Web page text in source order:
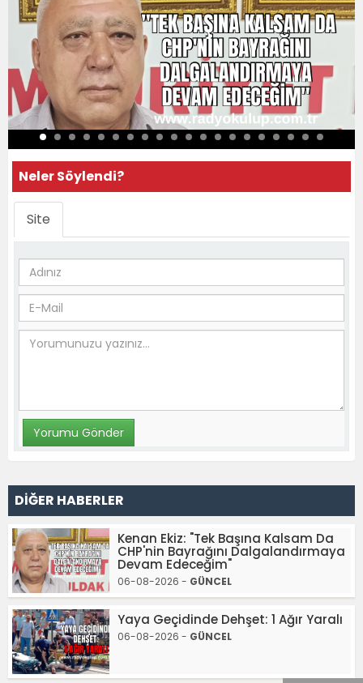
Neler Söylendi?
Site
DİĞER HABERLER
Kenan Ekiz: "Tek Başına Kalsam Da
CHP'nin Bayrağını Dalgalandırmaya
Devam Edeceğim"
06-08-2026 - GÜNCEL
Yaya Geçidinde Dehşet: 1 Ağır Yaralı
06-08-2026 - GÜNCEL